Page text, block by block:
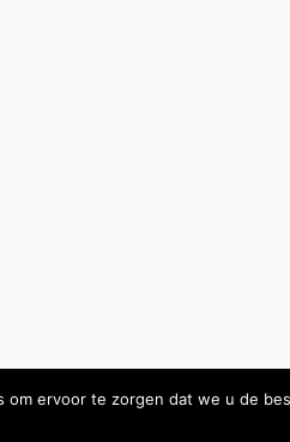
om ervoor te zorgen dat we u de